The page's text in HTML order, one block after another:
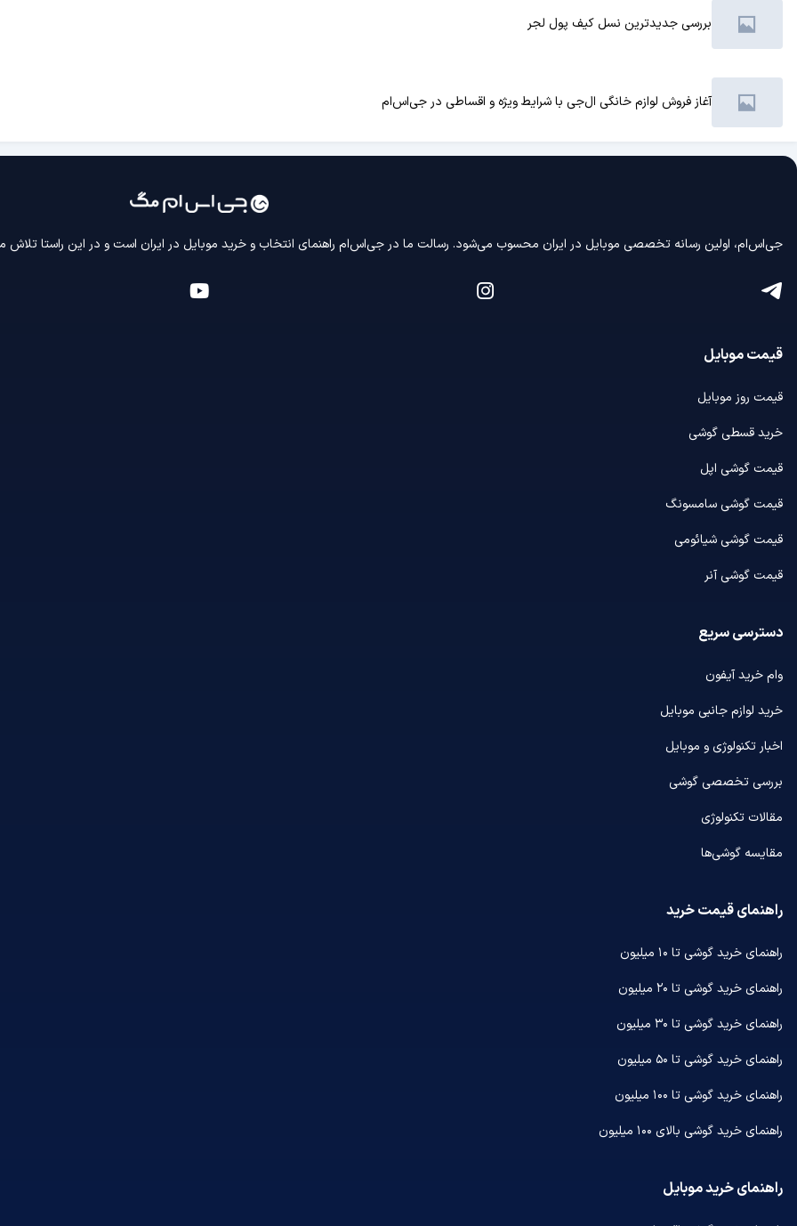
بررسی جدیدترین نسل کیف پول لجر
آغاز فروش لوازم خانگی ال‌جی با شرایط ویژه و اقساطی در جی‌اس‌ام
جی‌اس‌ام، اولین رسانه‌ تخصصی موبایل در ایران محسوب می‌شود. رسالت ما در جی‌اس‌ام راهنمای انتخاب و خرید موبایل در ایران است و در این راستا تلاش
قیمت موبایل
قیمت روز موبایل
خرید قسطی گوشی
قیمت گوشی اپل
قیمت گوشی سامسونگ
قیمت گوشی شیائومی
قیمت گوشی آنر
دسترسی سریع
وام خرید آیفون
خرید لوازم جانبی موبایل
اخبار تکنولوژی و موبایل
بررسی تخصصی گوشی
مقالات تکنولوژی
مقایسه گوشی‌ها
راهنمای قیمت خرید
راهنمای خرید گوشی تا ۱۰ میلیون
راهنمای خرید گوشی تا ۲۰ میلیون
راهنمای خرید گوشی تا ۳۰ میلیون
راهنمای خرید گوشی تا ۵۰ میلیون
راهنمای خرید گوشی تا ۱۰۰ میلیون
راهنمای خرید گوشی بالای ۱۰۰ میلیون
راهنمای خرید موبایل